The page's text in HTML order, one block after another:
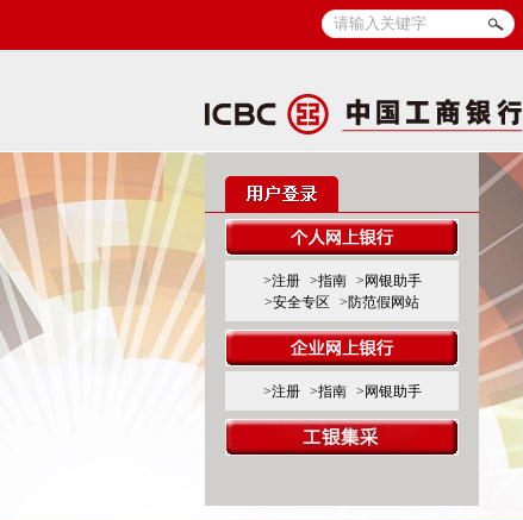
>注册 >指南
>网银助手
>安全专区
>防范假网站
>注册 >指南 >网银助手